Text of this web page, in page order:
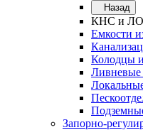
Назад
КНС и
Емкости
Колодцы
Ливневые
Запорно-